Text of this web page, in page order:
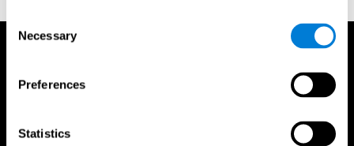
Consent
Selection
Necessary
Preferences
Statistics